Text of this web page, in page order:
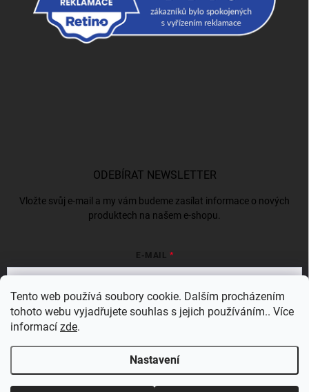
Tento web používá soubory cookie. Dalším procházením
tohoto webu vyjadřujete souhlas s jejich používáním.. Více
informací zde.
Nastavení
ODEBÍRAT NEWSLETTER
Vložte svůj e-mail a my vám budeme zasílat informace o nových
produktech na našem e-shopu.
E-MAIL
Vložením e-mailu souhlasíte s
Přihlásit se